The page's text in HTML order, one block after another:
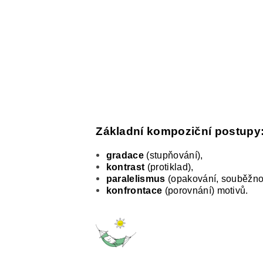
Základní kompoziční postupy:
gradace (stupňování),
kontrast (protiklad),
paralelismus (opakování,
konfrontace (porovnání) motivů.